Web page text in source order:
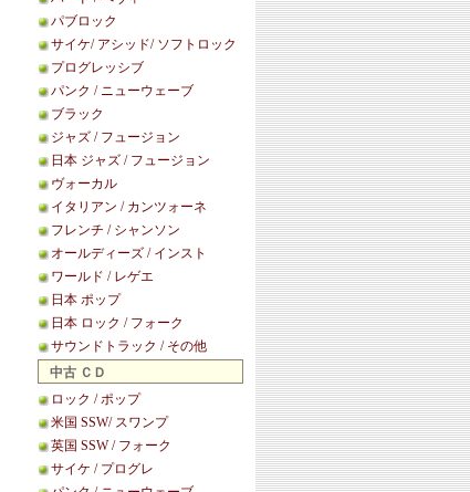
パブロック
サイケ/ アシッド/ ソフトロック
プログレッシブ
パンク / ニューウェーブ
ブラック
ジャズ / フュージョン
日本 ジャズ / フュージョン
ヴォーカル
イタリアン / カンツォーネ
フレンチ / シャンソン
オールディーズ / インスト
ワールド / レゲエ
日本 ポップ
日本 ロック / フォーク
サウンドトラック / その他
中古 ＣＤ
ロック / ポップ
米国 SSW/ スワンプ
英国 SSW / フォーク
サイケ / プログレ